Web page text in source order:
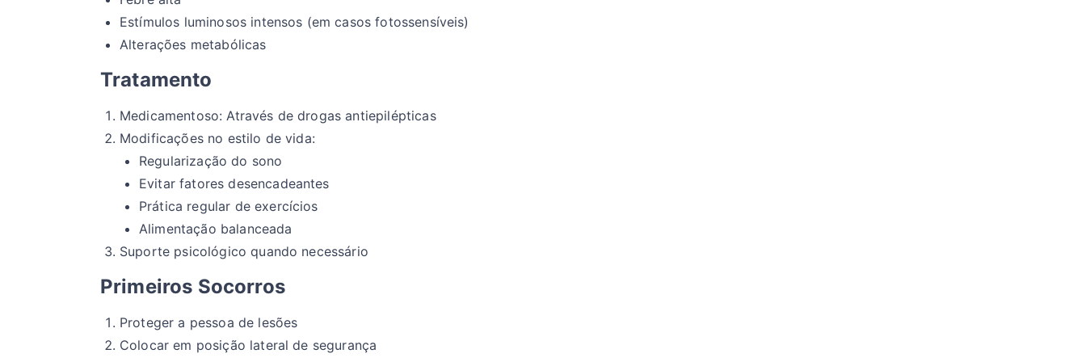
Estímulos luminosos intensos (em casos fotossensíveis)
Alterações metabólicas
Tratamento
Medicamentoso: Através de drogas antiepilépticas
Modificações no estilo de vida:
Regularização do sono
Evitar fatores desencadeantes
Prática regular de exercícios
Alimentação balanceada
Suporte psicológico quando necessário
Primeiros Socorros
Proteger a pessoa de lesões
Colocar em posição lateral de segurança